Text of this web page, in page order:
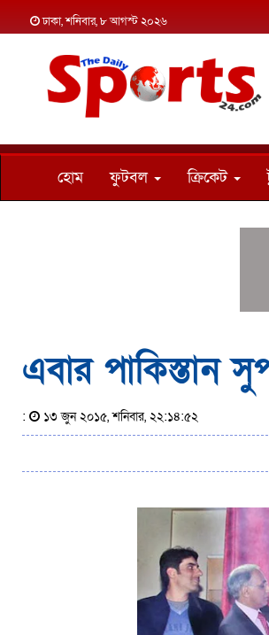
ঢাকা, শনিবার, ৮ আগস্ট ২০২৬
হোম ফুটবল ক্রিকেট
এবার পাকিস্তান
: ১৩ জুন ২০১৫, শনিবার, ২২:১৪:৫২